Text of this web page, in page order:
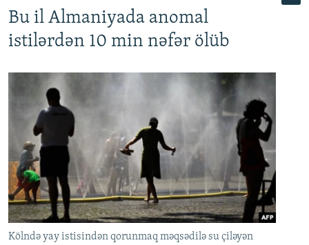
Bu il Almaniyada anomal
istilərdən 10 min nəfər ölüb
Kölndə yay istisindən qorunmaq məqsədilə su çiləyən